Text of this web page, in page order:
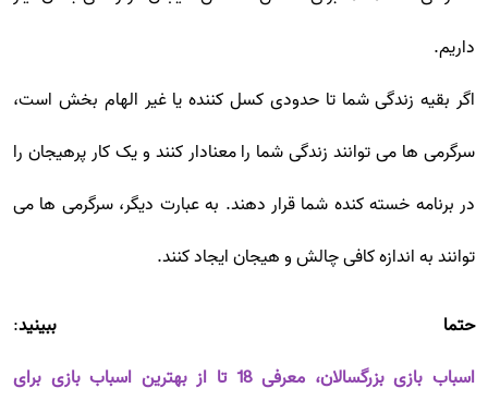
داریم.
اگر بقیه زندگی شما تا حدودی کسل کننده یا غیر الهام بخش است،
سرگرمی ها می توانند زندگی شما را معنادار کنند و یک کار پرهیجان را
در برنامه خسته کنده شما قرار دهند. به عبارت دیگر، سرگرمی ها می
توانند به اندازه کافی چالش و هیجان ایجاد کنند.
حتما ببینید:
اسباب بازی بزرگسالان، معرفی 18 تا از بهترین اسباب بازی برای